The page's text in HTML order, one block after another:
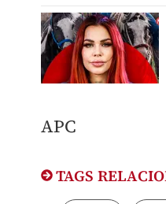
APC
TAGS